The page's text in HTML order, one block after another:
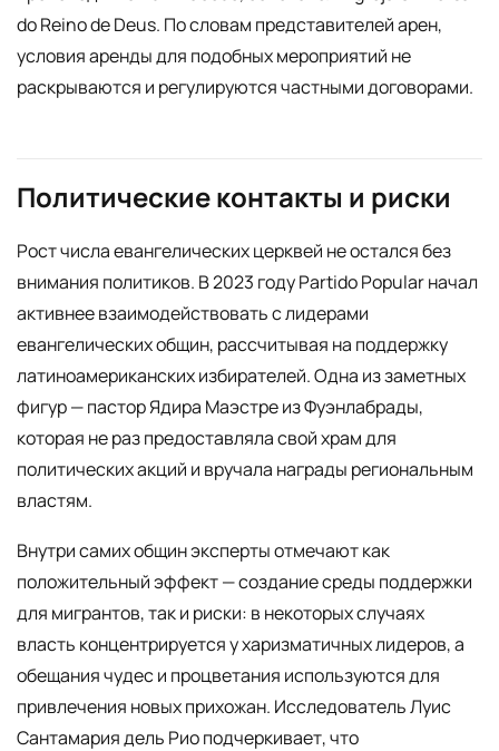
do Reino de Deus. По словам представителей арен,
условия аренды для подобных мероприятий не
раскрываются и регулируются частными договорами.
Политические контакты и риски
Рост числа евангелических церквей не остался без
внимания политиков. В 2023 году Partido Popular начал
активнее взаимодействовать с лидерами
евангелических общин, рассчитывая на поддержку
латиноамериканских избирателей. Одна из заметных
фигур — пастор Ядира Маэстре из Фуэнлабрады,
которая не раз предоставляла свой храм для
политических акций и вручала награды региональным
властям.
Внутри самих общин эксперты отмечают как
положительный эффект — создание среды поддержки
для мигрантов, так и риски: в некоторых случаях
власть концентрируется у харизматичных лидеров, а
обещания чудес и процветания используются для
привлечения новых прихожан. Исследователь Луис
Сантамария дель Рио подчеркивает, что